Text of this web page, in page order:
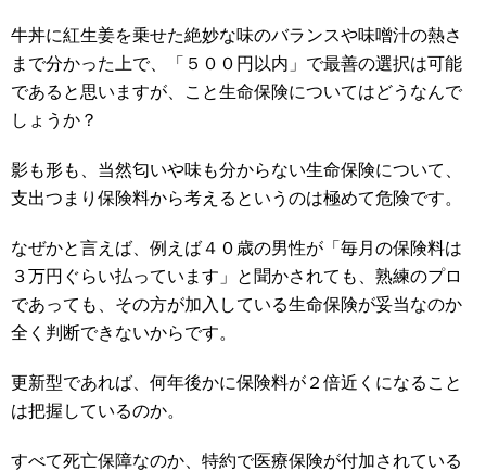
牛丼に紅生姜を乗せた絶妙な味のバランスや味噌汁の熱さ
まで分かった上で、「５００円以内」で最善の選択は可能
であると思いますが、こと生命保険についてはどうなんで
しょうか？
影も形も、当然匂いや味も分からない生命保険について、
支出つまり保険料から考えるというのは極めて危険です。
なぜかと言えば、例えば４０歳の男性が「毎月の保険料は
３万円ぐらい払っています」と聞かされても、熟練のプロ
であっても、その方が加入している生命保険が妥当なのか
全く判断できないからです。
更新型であれば、何年後かに保険料が２倍近くになること
は把握しているのか。
すべて死亡保障なのか、特約で医療保険が付加されている